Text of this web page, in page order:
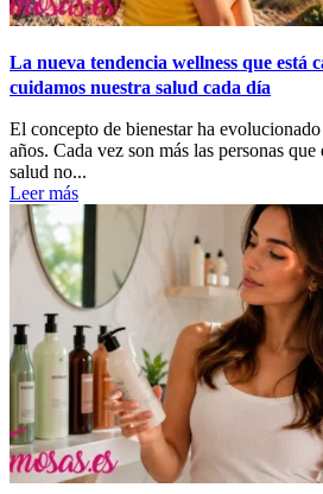
La nueva tendencia wellness que está
cuidamos nuestra salud cada día
El concepto de bienestar ha
años. Cada vez son más las personas
salud no...
Leer más